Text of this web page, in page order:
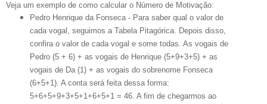
Veja um exemplo de como calcular o Número de Motivação:
Pedro Henrique da Fonseca - Para saber qual o valor de
cada vogal, seguimos a Tabela Pitagórica. Depois disso,
confira o valor de cada vogal e some todas. As vogais de
Pedro (5 + 6) + as vogais de Henrique (5+9+3+5) + as
vogais de Da (1) + as vogais do sobrenome Fonseca
(6+5+1). A conta será feita dessa forma:
5+6+5+9+3+5+1+6+5+1 = 46. A fim de chegarmos ao